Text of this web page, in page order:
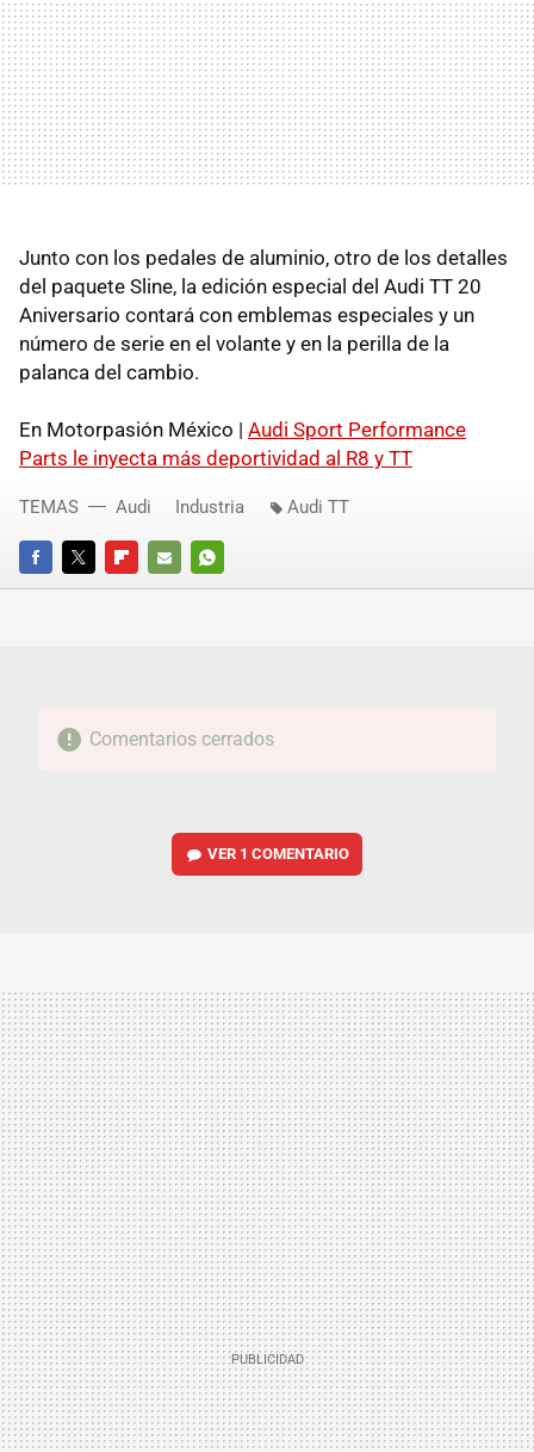
Junto con los pedales de aluminio, otro de los detalles
del paquete Sline, la edición especial del Audi TT 20
Aniversario contará con emblemas especiales y un
número de serie en el volante y en la perilla de la
palanca del cambio.
En Motorpasión México | Audi Sport Performance
Parts le inyecta más deportividad al R8 y TT
FACEBOOKTWITTERFLIPBOARD
E-
WHATSAPP
TEMAS Audi Industria Audi TT
Comentarios cerrados
VER 1 COMENTARIO